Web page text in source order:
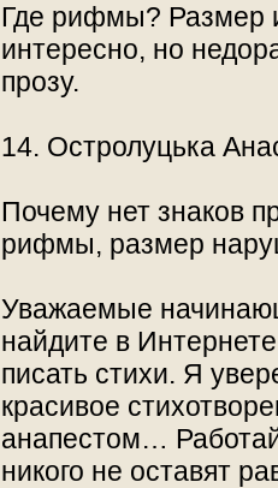
Где рифмы? Размер
интересно, но
прозу.
14. Остролуцька
Почему нет знаков
рифмы, размер
Уважаемые
найдите в
писать стихи. Я
красивое
анапестом…
никого не оставят